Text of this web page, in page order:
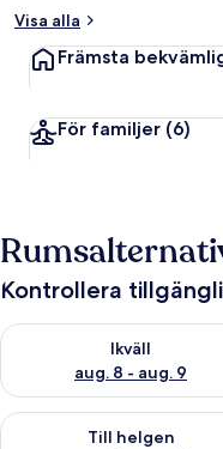
Visa alla
Främsta
För familjer (6)
Kontrollera
Ikväll
aug. 8 - aug. 9
Kontrollera
Till helgen
Kontrollera